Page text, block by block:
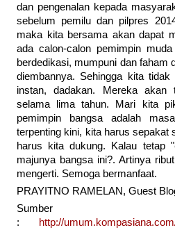
dan pengenalan kepada
sebelum pemilu dan pilpres
maka kita bersama akan dapat
ada calon-calon pemimpin
berdedikasi, mumpuni dan faham
diembannya. Sehingga kita
instan, dadakan. Mereka akan
selama lima tahun. Mari kita
pemimpin bangsa adalah
terpenting kini, kita harus sepakat
harus kita dukung. Kalau tetap
majunya bangsa ini?. Artinya
mengerti. Semoga bermanfaat.
PRAYITNO RAMELAN, Guest
Sumber
:
http://